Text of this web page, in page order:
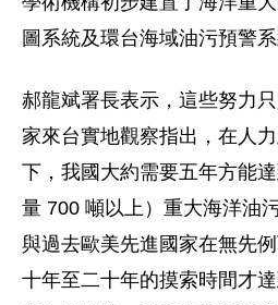
圖系統及環台海域油污預警系
郝龍斌署長表示，這些努力
家來台實地觀察指出，在人
下，我國大約需要五年方能
量 700 噸以上）重大海洋油
與過去歐美先進國家在無先
十年至二十年的摸索時間才